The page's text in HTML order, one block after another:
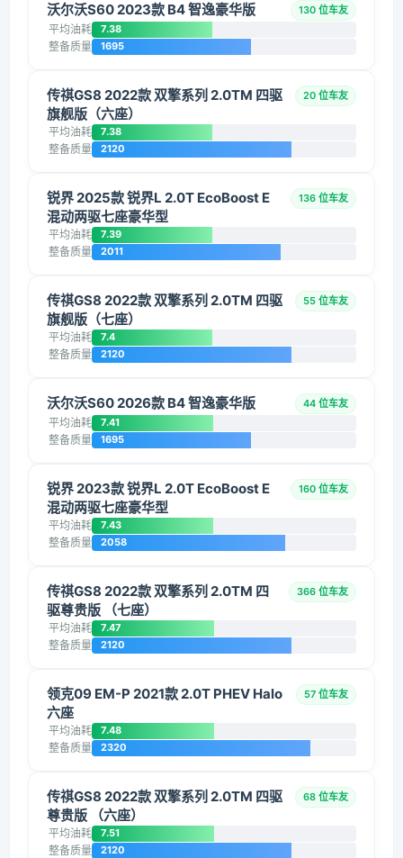
沃尔沃S60 2023款 B4 智逸豪华版 130 位车友
平均油耗 7.38
整备质量 1695
传祺GS8 2022款 双擎系列 2.0TM 四驱
旗舰版（六座）
20 位车友
平均油耗 7.38
整备质量 2120
锐界 2025款 锐界L 2.0T EcoBoost E
混动两驱七座豪华型
136 位车友
平均油耗 7.39
整备质量 2011
传祺GS8 2022款 双擎系列 2.0TM 四驱
旗舰版（七座）
55 位车友
平均油耗 7.4
整备质量 2120
沃尔沃S60 2026款 B4 智逸豪华版 44 位车友
平均油耗 7.41
整备质量 1695
锐界 2023款 锐界L 2.0T EcoBoost E
混动两驱七座豪华型
160 位车友
平均油耗 7.43
整备质量 2058
传祺GS8 2022款 双擎系列 2.0TM 四
驱尊贵版 （七座）
366 位车友
平均油耗 7.47
整备质量 2120
领克09 EM-P 2021款 2.0T PHEV Halo
六座
57 位车友
平均油耗 7.48
整备质量 2320
传祺GS8 2022款 双擎系列 2.0TM 四驱
尊贵版 （六座）
68 位车友
平均油耗 7.51
整备质量 2120